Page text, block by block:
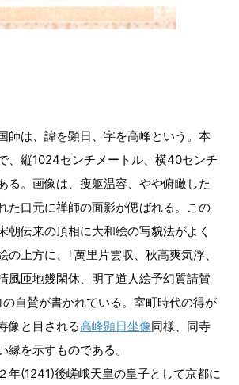
師は、諱を顕日、字を高峰という。本
、縦1024センチメートル、横40センチ
る。画像は、痩躯温容、やや俯瞰した
た口元に禅師の面影が偲ばれる。この
朝伝来の頂相に大和絵の写貌法がよく
の上方に、｢萬里片雲収、秋高爽気浮、
風匝地幾閑休、明了道人絵予幻質請賛
自賛が書かれている。室町時代の得が
像と目される高峰顕日坐像同様、同寺
縁を示すものである。
年(1241)後嵯峨天皇の皇子として京都に